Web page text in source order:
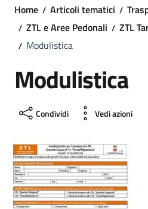
Home Articoli tematici
ZTL e Aree Pedonali
ZTL
Modulistica
Modulistica
Condividi Vedi azioni